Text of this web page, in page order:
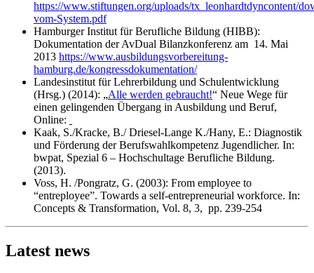
https://www.stiftungen.org/uploads/tx_leonhardtdyncontent/
vom-System.pdf
Hamburger Institut für Berufliche Bildung (HIBB):
Dokumentation der AvDual Bilanzkonferenz am 14. Mai
2013 https://www.ausbildungsvorbereitung-
hamburg.de/kongressdokumentation/
Landesinstitut für Lehrerbildung und Schulentwicklung
(Hrsg.) (2014): „Alle werden gebraucht!“ Neue Wege für
einen gelingenden Übergang in Ausbildung und Beruf,
Online:
Kaak, S./Kracke, B./ Driesel-Lange K./Hany, E.: Diagnostik
und Förderung der Berufswahlkompetenz Jugendlicher. In:
bwpat, Spezial 6 – Hochschultage Berufliche Bildung.
(2013).
Voss, H. /Pongratz, G. (2003): From employee to
“entreployee”. Towards a self-entrepreneurial workforce. In:
Concepts & Transformation, Vol. 8, 3, pp. 239-254
Latest news